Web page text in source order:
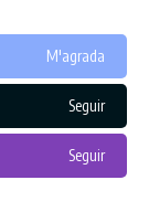
M'agrada
Seguir
Seguir